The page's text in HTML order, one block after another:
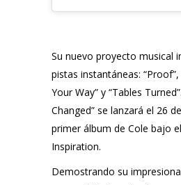
Su nuevo proyecto musical
pistas instantáneas: “Proof”,
Your Way” y “Tables
Changed” se lanzará el 26
primer álbum de Cole bajo
Inspiration.
Demostrando su